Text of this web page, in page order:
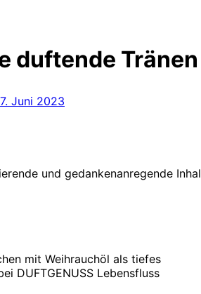
duftende
7. Juni 2023
und gedankenanregende